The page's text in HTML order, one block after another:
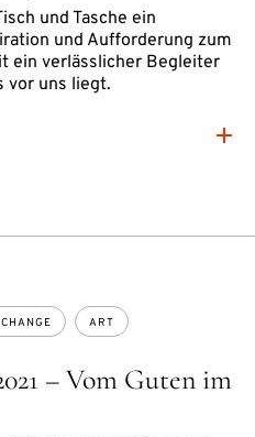
und Tasche ein
und Aufforderung zum
ein verlässlicher Begleiter
vor uns liegt.
– Vom Guten im
ART